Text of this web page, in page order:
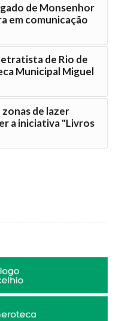
de Monsenhor
em comunicação
de Rio de
Municipal Miguel
de lazer
a iniciativa "Livros